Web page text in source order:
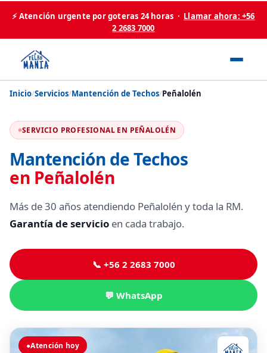
⚡ Atención urgente por goteras 24 horas · Llamar ahora: +56
2 2683 7000
Inicio/Servicios/Mantención de Techos/Peñalolén
SERVICIO PROFESIONAL EN PEÑALOLÉN
Mantención de Techos
en Peñalolén
Más de 30 años atendiendo Peñalolén y toda la RM.
Garantía de servicio en cada trabajo.
📞 +56 2 2683 7000
💬 WhatsApp
●Atención hoy